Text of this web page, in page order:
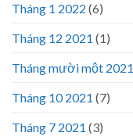
Tháng 1 2022 (6)
Tháng 12 2021 (1)
Tháng mười một 2021
Tháng 10 2021 (7)
Tháng 7 2021 (3)